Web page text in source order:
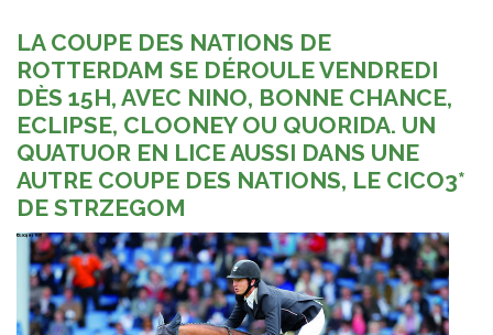
LA COUPE DES NATIONS DE
ROTTERDAM SE DÉROULE VENDREDI
DÈS 15H, AVEC NINO, BONNE CHANCE,
ECLIPSE, CLOONEY OU QUORIDA. UN
QUATUOR EN LICE AUSSI DANS UNE
AUTRE COUPE DES NATIONS, LE CICO3*
DE STRZEGOM